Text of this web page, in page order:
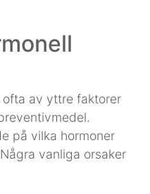
ofta av yttre faktorer
på vilka hormoner
vanliga orsaker